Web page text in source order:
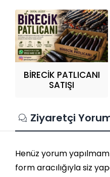
BİRECİK PATLICANI
SATIŞI
Ziyaretçi
Henüz yorum
form aracılığıyla siz